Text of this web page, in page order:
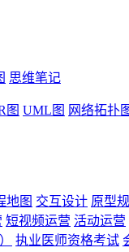
思维笔记
图 UML图 网络拓扑
地图 交互设计 原型
短视频运营 活动运营
执业医师资格考试